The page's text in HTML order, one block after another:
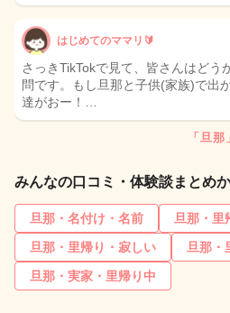
はじめてのママリ🔰
さっきTikTokで見て、皆さんはどう
問です。もし旦那と子供(家族)で出
達がおー！…
「旦
みんなの口コミ・体験談まとめ
旦那・名付け・名前
旦那・里
旦那・里帰り・寂しい
旦那・
旦那・実家・里帰り中